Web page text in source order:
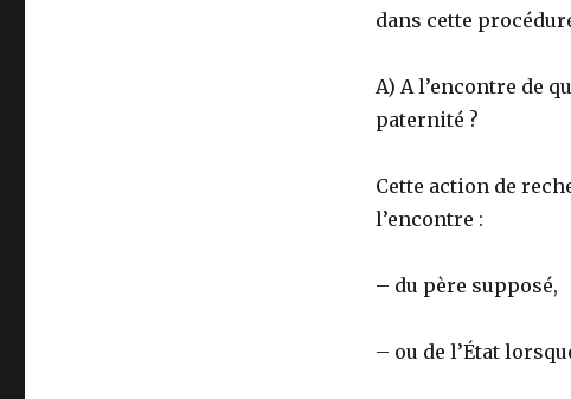
dans cette
A) A l’encontre de
paternité ?
Cette action de
l’encontre :
– du père supposé,
– ou de l’État